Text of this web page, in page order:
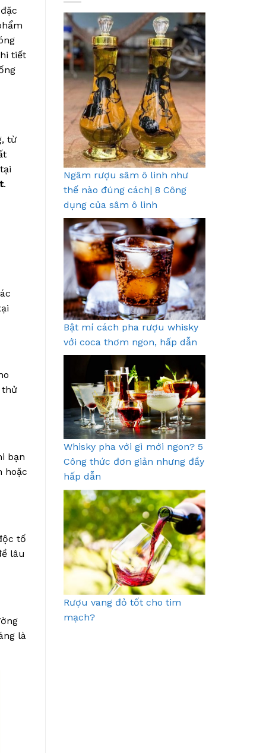
tiết
từ
.
thử
bạn
hoặc
tố
lâu
là
Ngâm rượu sâm ô linh như
thế nào đúng cách| 8 Công
dụng của sâm ô linh
Bật mí cách pha rượu whisky
với coca thơm ngon, hấp dẫn
Whisky pha với gì mới ngon? 5
Công thức đơn giản nhưng đầy
hấp dẫn
Rượu vang đỏ tốt cho tim
mạch?